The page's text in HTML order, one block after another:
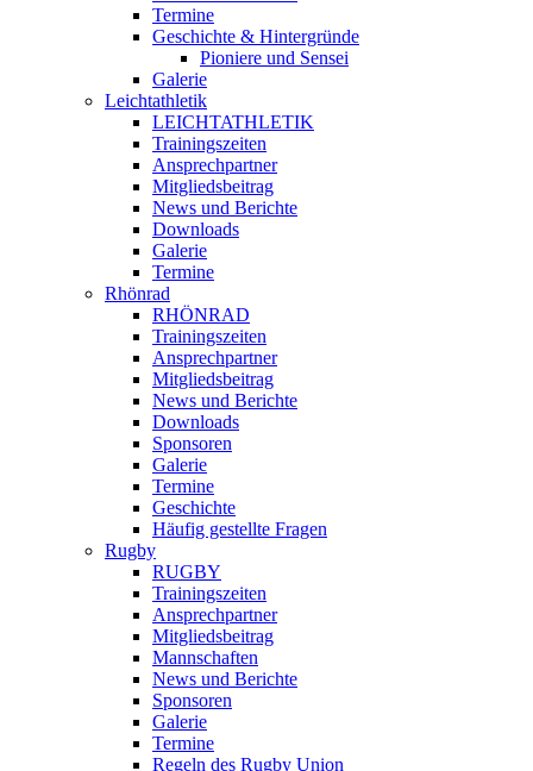
Termine
Geschichte & Hintergründe
Pioniere und Sensei
Galerie
Leichtathletik
LEICHTATHLETIK
Trainingszeiten
Ansprechpartner
Mitgliedsbeitrag
News und Berichte
Downloads
Galerie
Termine
Rhönrad
RHÖNRAD
Trainingszeiten
Ansprechpartner
Mitgliedsbeitrag
News und Berichte
Downloads
Sponsoren
Galerie
Termine
Geschichte
Häufig gestellte Fragen
Rugby
RUGBY
Trainingszeiten
Ansprechpartner
Mitgliedsbeitrag
Mannschaften
News und Berichte
Sponsoren
Galerie
Termine
Regeln des Rugby Union